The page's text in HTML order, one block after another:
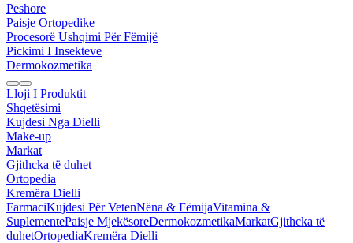
Peshore
Paisje Ortopedike
Procesorë Ushqimi Për Fëmijë
Pickimi I Insekteve
Dermokozmetika
Lloji I Produktit
Shqetësimi
Kujdesi Nga Dielli
Make-up
Markat
Gjithcka të duhet
Ortopedia
Kremëra Dielli
FarmaciKujdesi Për VetenNëna & FëmijaVitamina &
SuplementePaisje MjekësoreDermokozmetikaMarkatGjithcka të
duhetOrtopediaKremëra Dielli